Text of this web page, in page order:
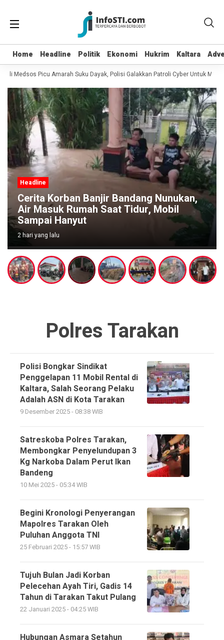
Home Headline Politik Ekonomi Hukrim Kaltara
Home Headline Politik Ekonomi Hukrim Kaltara
Medsos Picu Amarah Suku Dayak, Polisi Galakkan Patroli Cyber Untuk
Headline
Cerita Korban Banjir Bandang Nunukan,
Air Masuk Rumah Saat Tidur, Mobil
Sampai Hanyut
2 hari yang lalu
Polres Tarakan
Polisi Bongkar Sindikat
Penggelapan 11 Mobil Rental di
Kaltara, Salah Seorang Pelaku
Adalah ASN di Kota Tarakan
9 Desember 2025 - 08:38 WIB
Satreskoba Polres Tarakan,
Membongkar Penyelundupan 3
Kg Narkoba Dalam Perut Ikan
Bandeng
10 Mei 2025 - 05:34 WIB
Begini Kronologi Penyerangan
Mapolres Tarakan Oleh
Puluhan Anggota TNI
25 Februari 2025 - 15:57 WIB
Tujuh Bulan Jadi Korban
Pelecehan Ayah Tiri, Gadis 14
Tahun di Tarakan Takut Pulang
22 Januari 2025 - 04:25 WIB
Hubungan Asmara Setahun